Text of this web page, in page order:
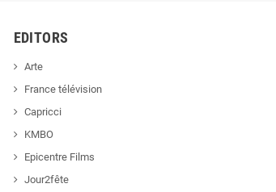
EDITORS
Arte
France télévision
Capricci
KMBO
Epicentre Films
Jour2fête